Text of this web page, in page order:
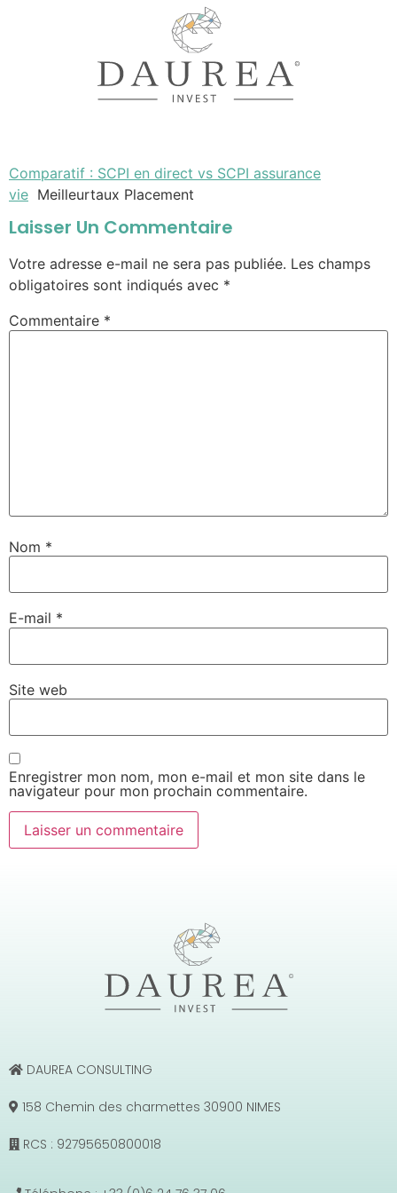
Comparatif : SCPI en direct vs SCPI assurance
vie Meilleurtaux Placement
Laisser Un Commentaire
Votre adresse e-mail ne sera pas publiée. Les champs
obligatoires sont indiqués avec *
Commentaire *
Nom *
E-mail *
Site web
Enregistrer mon nom, mon e-mail et mon site dans le
navigateur pour mon prochain commentaire.
DAUREA CONSULTING
158 Chemin des charmettes 30900 NIMES
RCS : 92795650800018